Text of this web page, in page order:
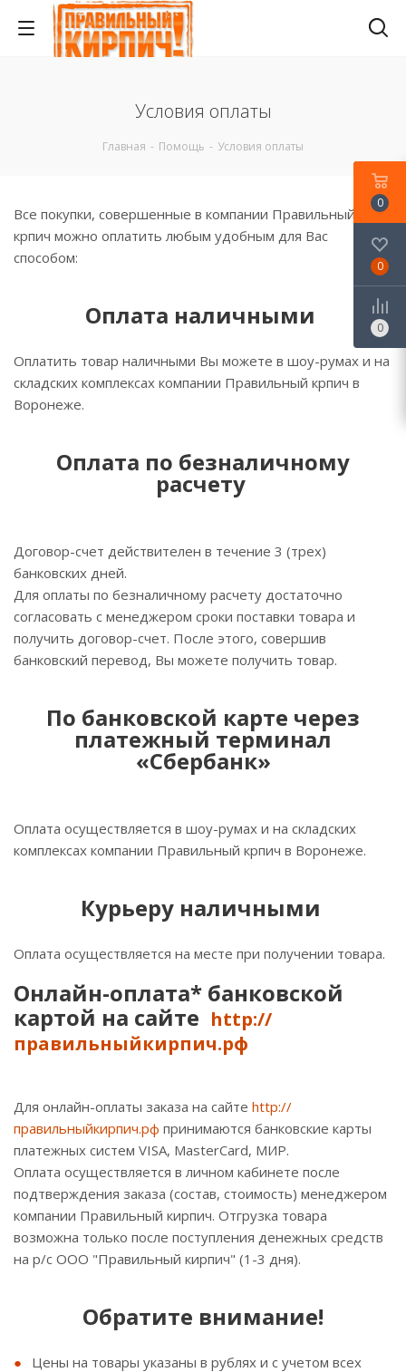
Условия оплаты
Главная - Помощь - Условия оплаты
Все покупки, совершенные в компании Правильный
крпич можно оплатить любым удобным для Вас
способом:
Оплата наличными
Оплатить товар наличными Вы можете в шоу-румах и на
складских комплексах компании Правильный крпич в
Воронеже.
Оплата по безналичному
расчету
Договор-счет действителен в течение 3 (трех)
банковских дней.
Для оплаты по безналичному расчету достаточно
согласовать с менеджером сроки поставки товара и
получить договор-счет. После этого, совершив
банковский перевод, Вы можете получить товар.
По банковской карте через
платежный терминал
«Сбербанк»
Оплата осуществляется в шоу-румах и на складских
комплексах компании Правильный крпич в Воронеже.
Курьеру наличными
Оплата осуществляется на месте при получении товара.
Онлайн-оплата* банковской
картой на сайте http://
правильныйкирпич.рф
Для онлайн-оплаты заказа на сайте http://
правильныйкирпич.рф принимаются банковские карты
платежных систем VISA, MasterСard, МИР.
Оплата осуществляется в личном кабинете после
подтверждения заказа (состав, стоимость) менеджером
компании Правильный кирпич. Отгрузка товара
возможна только после поступления денежных средств
на р/с ООО "Правильный кирпич" (1-3 дня).
Обратите внимание!
Цены на товары указаны в рублях и с учетом всех
0
0
0